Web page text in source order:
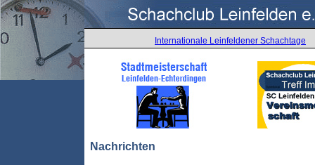
Internationale Leinfeldener Schachtage
Nachrichten